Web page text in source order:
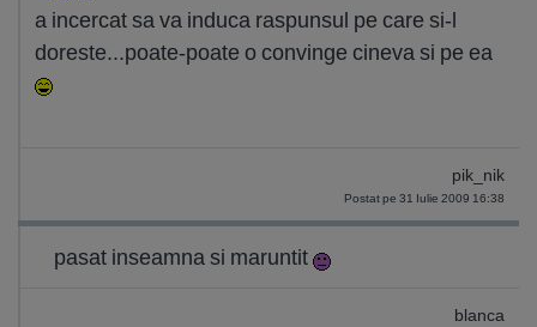
a incercat sa va induca raspunsul pe care si-l
doreste...poate-poate o convinge cineva si pe ea
pik_nik
Postat pe 31 Iulie 2009 16:38
pasat inseamna si maruntit
blanca